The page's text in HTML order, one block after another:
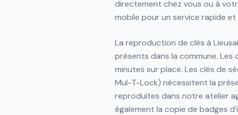
directement chez vous ou à
mobile pour un service rapide
La reproduction de clés à
présents dans la commune.
minutes sur place. Les clés de
Mul-T-Lock) nécessitent la
reproduites dans notre atelier
également la copie de badges